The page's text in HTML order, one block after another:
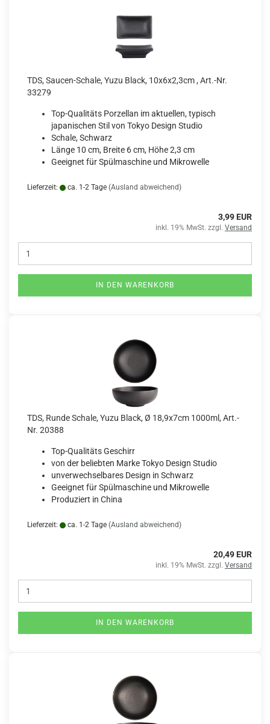
TDS, Saucen-Schale, Yuzu Black, 10x6x2,3cm , Art.-Nr.
33279
Top-Qualitäts Porzellan im aktuellen, typisch
japanischen Stil von Tokyo Design Studio
Schale, Schwarz
Länge 10 cm, Breite 6 cm, Höhe 2,3 cm
Geeignet für Spülmaschine und Mikrowelle
Lieferzeit: ca. 1-2 Tage (Ausland abweichend)
3,99 EUR
inkl. 19% MwSt. zzgl. Versand
IN DEN WARENKORB
TDS, Runde Schale, Yuzu Black, Ø 18,9x7cm 1000ml, Art.-
Nr. 20388
Top-Qualitäts Geschirr
von der beliebten Marke Tokyo Design Studio
unverwechselbares Design in Schwarz
Geeignet für Spülmaschine und Mikrowelle
Produziert in China
Lieferzeit: ca. 1-2 Tage (Ausland abweichend)
20,49 EUR
inkl. 19% MwSt. zzgl. Versand
IN DEN WARENKORB